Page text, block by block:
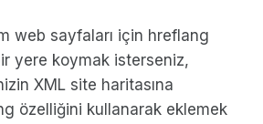
web sayfaları için hreflang
yere koymak isterseniz,
XML site haritasına
özelliğini kullanarak eklemek